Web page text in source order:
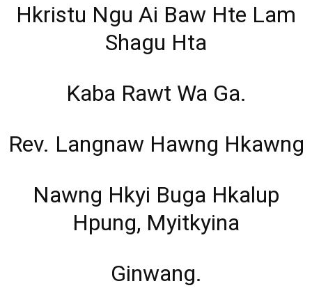
Hkristu Ngu Ai Baw Hte Lam
Shagu Hta
Kaba Rawt Wa Ga.
Rev. Langnaw Hawng Hkawng
Nawng Hkyi Buga Hkalup
Hpung, Myitkyina
Ginwang.